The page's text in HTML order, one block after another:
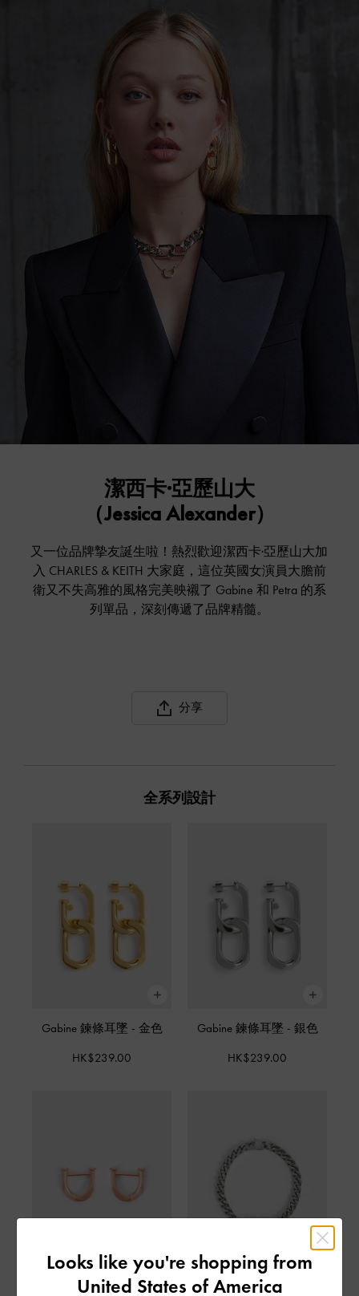
潔西卡·亞歷山大
（Jessica Alexander）
又一位品牌摯友誕生啦！熱烈歡迎潔西卡·亞歷山大加
入 CHARLES & KEITH 大家庭，這位英國女演員大膽前
衛又不失高雅的風格完美映襯了 Gabine 和 Petra 的系
列單品，深刻傳遞了品牌精髓。
分享
全系列設計
Gabine 鍊條耳墜 - 金色
HK$239.00
Gabine 鍊條耳墜 - 銀色
HK$239.00
Looks like you're shopping from
United States of America